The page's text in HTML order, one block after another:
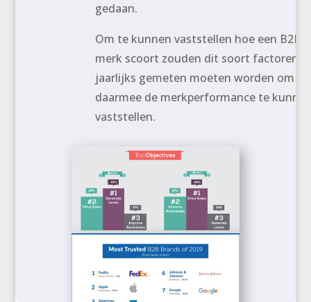
gedaan.
Om te kunnen vaststellen hoe een B2B
merk scoort zouden dit soort factoren
jaarlijks gemeten moeten worden om
daarmee de merkperformance te
vaststellen.